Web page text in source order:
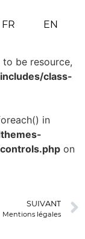
FR EN
be resource,
class-
in
on
SUIVANT
Mentions légales